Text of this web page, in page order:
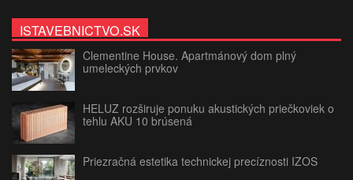
ISTAVEBNICTVO.SK
Clementine House. Apartmánový dom plný
umeleckých prvkov
HELUZ rozširuje ponuku akustických priečkoviek o
tehlu AKU 10 brúsená
Priezračná estetika technickej precíznosti IZOS